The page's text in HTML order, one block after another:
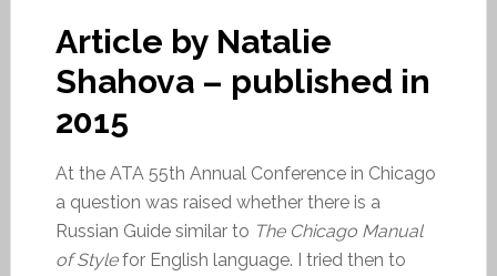
Article by Natalie
Shahova – published in
2015
At the ATA 55th Annual Conference in Chicago
a question was raised whether there is a
Russian Guide similar to The Chicago Manual
of Stylefor English language. I tried then to